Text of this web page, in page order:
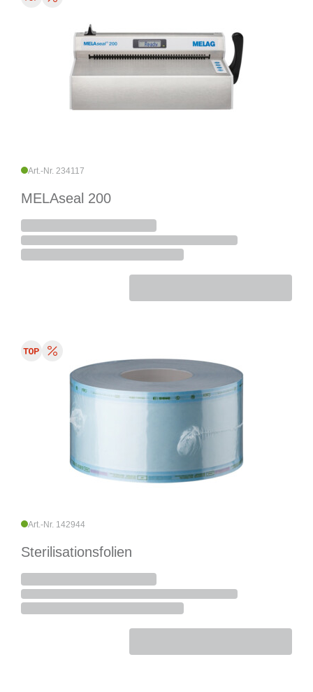
Art.-Nr. 234117
MELAseal 200
Art.-Nr. 142944
Sterilisationsfolien